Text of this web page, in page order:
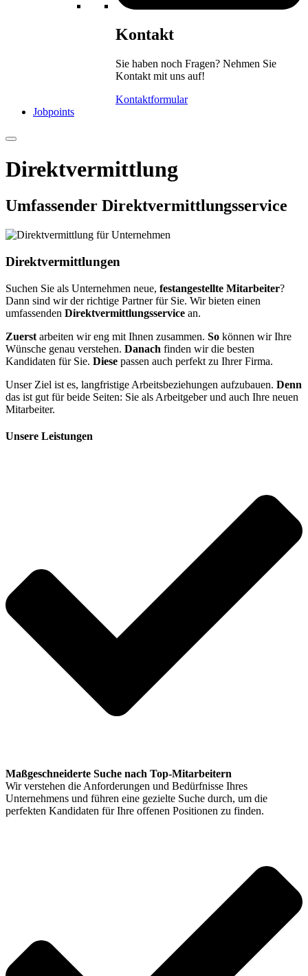
Kontakt
Sie haben noch Fragen? Nehmen Sie
Kontakt mit uns auf!
Kontaktformular
Jobpoints
Direktvermittlung
Umfassender Direktvermittlungsservice
Direktvermittlungen
Suchen Sie als Unternehmen neue, festangestellte Mitarbeiter?
Dann sind wir der richtige Partner für Sie. Wir bieten einen
umfassenden Direktvermittlungsservice an.
Zuerst arbeiten wir eng mit Ihnen zusammen. So können wir Ihre
Wünsche genau verstehen. Danach finden wir die besten
Kandidaten für Sie. Diese passen auch perfekt zu Ihrer Firma.
Unser Ziel ist es, langfristige Arbeitsbeziehungen aufzubauen. Denn
das ist gut für beide Seiten: Sie als Arbeitgeber und auch Ihre neuen
Mitarbeiter.
Unsere Leistungen
Maßgeschneiderte Suche nach Top-Mitarbeitern
Wir verstehen die Anforderungen und Bedürfnisse Ihres
Unternehmens und führen eine gezielte Suche durch, um die
perfekten Kandidaten für Ihre offenen Positionen zu finden.